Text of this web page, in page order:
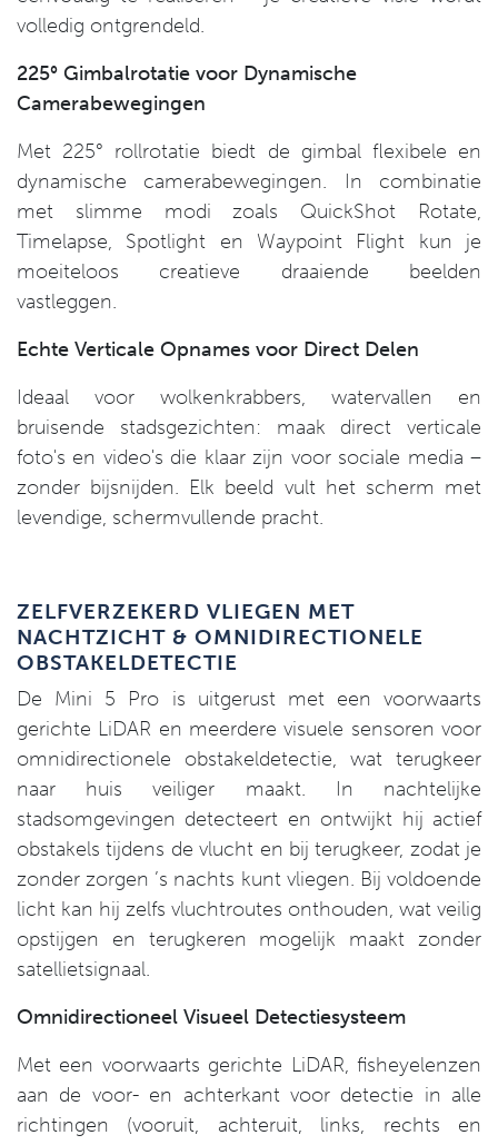
volledig ontgrendeld.
225° Gimbalrotatie voor Dynamische
Camerabewegingen
Met 225° rollrotatie biedt de gimbal flexibele en
dynamische camerabewegingen. In combinatie
met slimme modi zoals QuickShot Rotate,
Timelapse, Spotlight en Waypoint Flight kun je
moeiteloos creatieve draaiende beelden
vastleggen.
Echte Verticale Opnames voor Direct Delen
Ideaal voor wolkenkrabbers, watervallen en
bruisende stadsgezichten: maak direct verticale
foto's en video's die klaar zijn voor sociale media –
zonder bijsnijden. Elk beeld vult het scherm met
levendige, schermvullende pracht.
ZELFVERZEKERD VLIEGEN MET
NACHTZICHT & OMNIDIRECTIONELE
OBSTAKELDETECTIE
De Mini 5 Pro is uitgerust met een voorwaarts
gerichte LiDAR en meerdere visuele sensoren voor
omnidirectionele obstakeldetectie, wat terugkeer
naar huis veiliger maakt. In nachtelijke
stadsomgevingen detecteert en ontwijkt hij actief
obstakels tijdens de vlucht en bij terugkeer, zodat je
zonder zorgen ’s nachts kunt vliegen. Bij voldoende
licht kan hij zelfs vluchtroutes onthouden, wat veilig
opstijgen en terugkeren mogelijk maakt zonder
satellietsignaal.
Omnidirectioneel Visueel Detectiesysteem
Met een voorwaarts gerichte LiDAR, fisheyelenzen
aan de voor- en achterkant voor detectie in alle
richtingen (vooruit, achteruit, links, rechts en